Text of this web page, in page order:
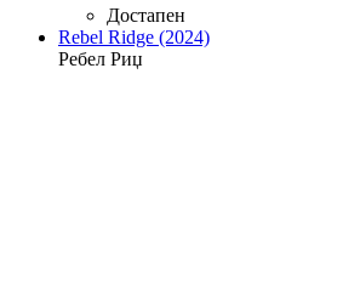
Достапен
Rebel Ridge (2024)
Ребел Риџ